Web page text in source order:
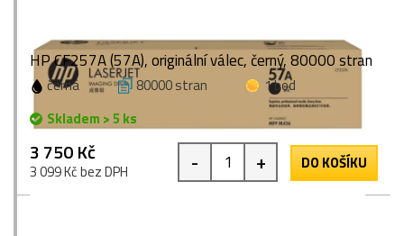
HP CF257A (57A), originální válec, černý, 80000 stran
černá 80000 stran
1 bod
Skladem > 5 ks
3 750 Kč
3 099 Kč bez DPH - + DO KOŠÍKU